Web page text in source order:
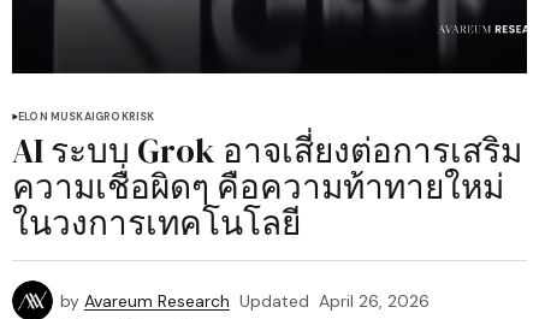
ELON MUSKAIGROKRISK
AI ระบบ Grok อาจเสี่ยงต่อการเสริม
ความเชื่อผิดๆ คือความท้าทายใหม่
ในวงการเทคโนโลยี
by Avareum Research Updated April 26, 2026